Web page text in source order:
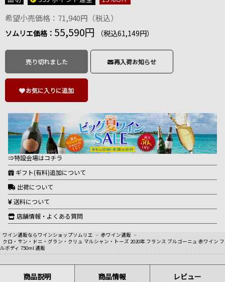
希望小売価格：71,940円（税込）
ソムリエ価格： 55,590円 （税込61,149円）
売り切れました 再入荷お知らせ
お気に入りに追加
⇒特設会場はコチラ
ギフト(有料)追加について
出荷について
送料について
店舗情報・よくある質問
ワイン通販ならワインショップソムリエ > 赤ワイン通販 >
クロ・サン・ドニ・グラン・クリュ マルシャン・トーズ 2020年 フランス ブルゴーニュ 赤ワイン フ
ルボディ 750ml 通販
商品説明 商品情報 レビュー